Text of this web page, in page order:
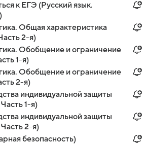
к ЕГЭ (Русский язык.
Общая характеристика
2-я)
Обобщение и ограничение
1-я)
Обобщение и ограничение
2-я)
индивидуальной защиты
1-я)
индивидуальной защиты
2-я)
безопасность)